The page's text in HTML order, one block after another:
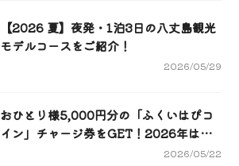
【2026 夏】夜発・1泊3日の八丈島観光
モデルコースをご紹介！
2026/05/29
おひとり様5,000円分の「ふくいはぴコ
イン」チャージ券をGET！2026年は福
井へいこう！いいとこ、掘りだくさんキ
2026/05/22